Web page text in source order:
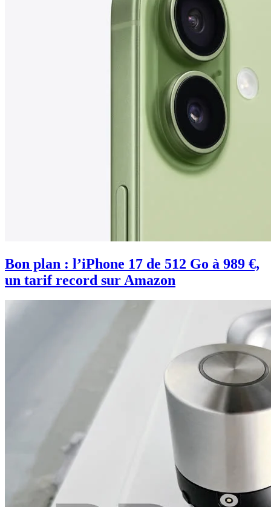
Bon plan : l’iPhone 17 de 512 Go à 989 €,
un tarif record sur Amazon